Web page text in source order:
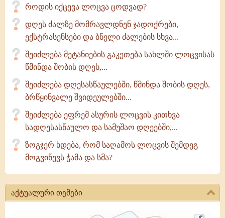
როდის იქცევა ლოცვა ცოდვად?
დღეს ძალზე მომრავლდნენ ჯადოქრები,
ექსტრასენსები და ბნელი ძალების სხვა...
შეიძლება მეტანიების გაკეთება სახლში ლოცვისას
წმინდა შობის დღეს,...
შეიძლება დღესასწაულებში, წმინდა შობის დღეს,
ბრწყინვალე შვიდეულებში...
შეიძლება ეფრემ ასურის ლოცვის კითხვა
სადღესასწაულო და სამუშაო დღეებში,...
ზოგჯერ ხდება, რომ საღამოს ლოცვის შემდეგ
მოგვიწევს ჭამა და სმა?
აქტუალური თემები